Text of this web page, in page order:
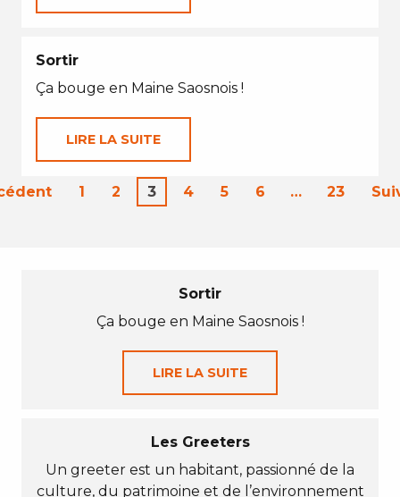
Sortir
Ça bouge en Maine Saosnois !
LIRE LA SUITE
1 2 3 4 5 6 … 23
Sortir
Ça bouge en Maine Saosnois !
LIRE LA SUITE
Les Greeters
Un greeter est un habitant, passionné de la
culture, du patrimoine et de l’environnement